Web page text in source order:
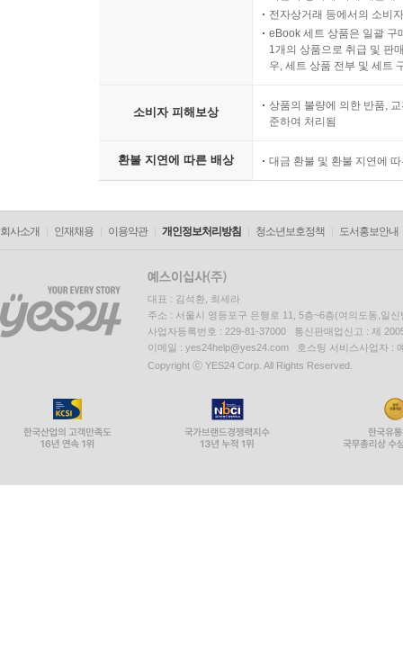
전자상거래 등에서의 소비
eBook 세트 상품은 일괄 구
1개의 상품으로 취급 및 판
우, 세트 상품 전부 및 세트
소비자 피해보상
상품의 불량에 의한 반품,
준하여 처리됨
환불 지연에 따른 배상 대금 환불 및 환불 지연에
회사소개 인재채용 이용약관 개인정보처리방침 청소년보호정책 도서홍보안내
대표 : 김석환, 최세라
주소 : 서울시 영등포구 은행로 11, 5층~6층(여의도동,일신
사업자등록번호 : 229-81-37000 통신판매업신고 : 제
이메일 : yes24help@yes24.com 호스팅 서비스사업자 :
Copyright ⓒ YES24 Corp. All Rights Reserved.